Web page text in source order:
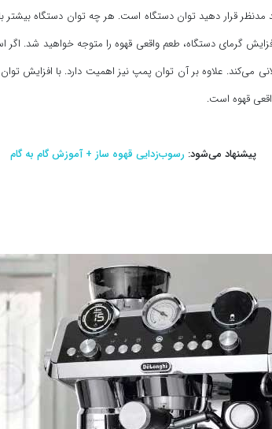
قرار دهید توان دستگاه است. هر چه توان دستگاه بیشتر
گرمای دستگاه، طعم واقعی قهوه را متوجه خواهید شد. اگر
علاوه بر آن توان پمپ نیز اهمیت دارد. با افزایش
قهوه است.
پیشنهاد می‌شود: رسوب‌زدایی قهوه ساز + آموزش گام به گام